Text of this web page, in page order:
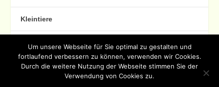
Kleintiere
Happy End
Um unsere Webseite für Sie optimal zu gestalten und
fortlaufend verbessern zu können, verwenden wir Cookies.
Durch die weitere Nutzung der Webseite stimmen Sie der
Verwendung von Cookies zu.